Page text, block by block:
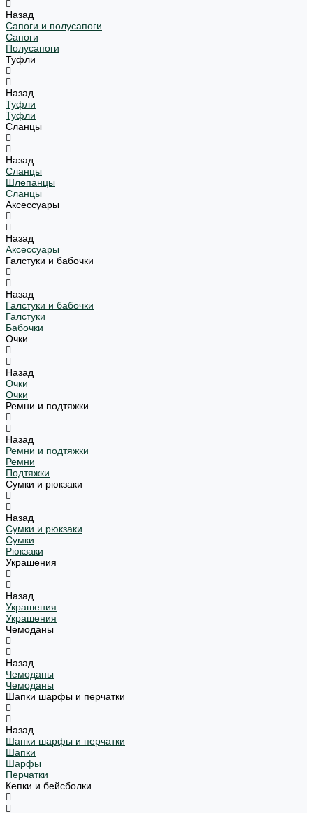
Назад
Сапоги и полусапоги
Сапоги
Полусапоги
Туфли
Назад
Туфли
Туфли
Сланцы
Назад
Сланцы
Шлепанцы
Сланцы
Аксессуары
Назад
Аксессуары
Галстуки и бабочки
Назад
Галстуки и бабочки
Галстуки
Бабочки
Очки
Назад
Очки
Очки
Ремни и подтяжки
Назад
Ремни и подтяжки
Ремни
Подтяжки
Сумки и рюкзаки
Назад
Сумки и рюкзаки
Сумки
Рюкзаки
Украшения
Назад
Украшения
Украшения
Чемоданы
Назад
Чемоданы
Чемоданы
Шапки шарфы и перчатки
Назад
Шапки шарфы и перчатки
Шапки
Шарфы
Перчатки
Кепки и бейсболки